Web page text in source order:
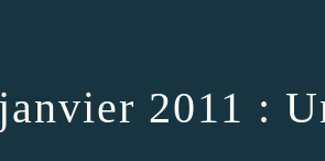
2011 :